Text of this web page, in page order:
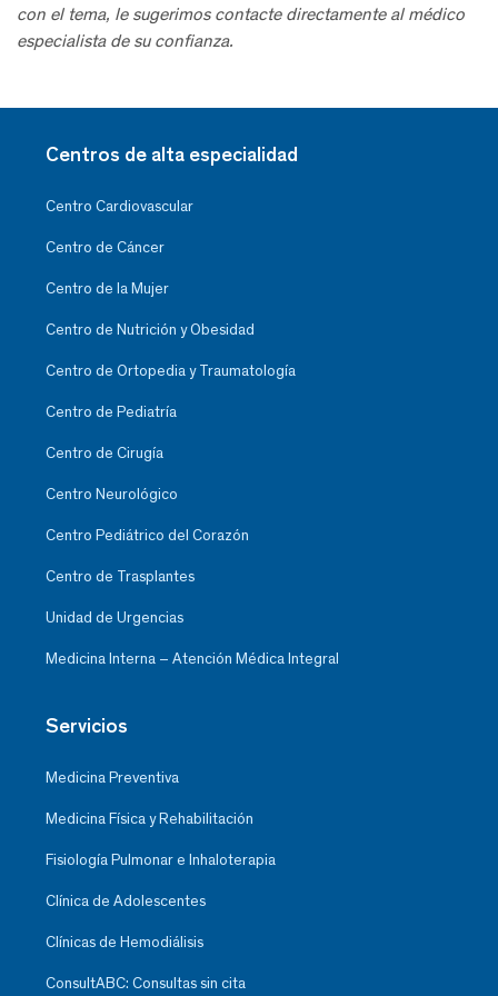
con el tema, le sugerimos contacte directamente al médico
especialista de su confianza.
Centros de alta especialidad
Centro Cardiovascular
Centro de Cáncer
Centro de la Mujer
Centro de Nutrición y Obesidad
Centro de Ortopedia y Traumatología
Centro de Pediatría
Centro de Cirugía
Centro Neurológico
Centro Pediátrico del Corazón
Centro de Trasplantes
Unidad de Urgencias
Medicina Interna – Atención Médica Integral
Servicios
Medicina Preventiva
Medicina Física y Rehabilitación
Fisiología Pulmonar e Inhaloterapia
Clínica de Adolescentes
Clínicas de Hemodiálisis
ConsultABC: Consultas sin cita